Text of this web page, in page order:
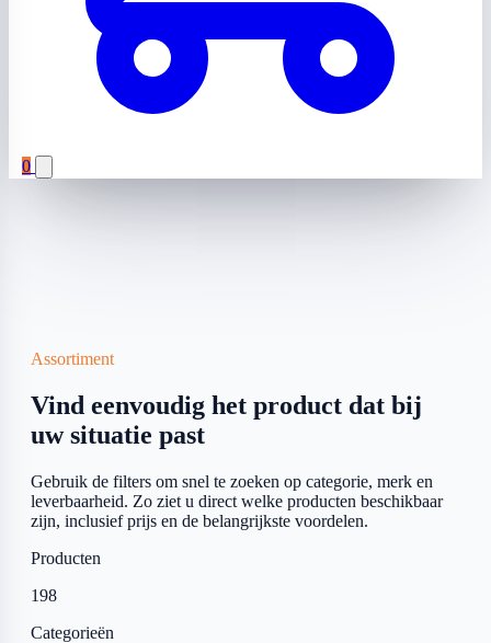
0
Assortiment
Vind eenvoudig het product dat bij
uw situatie past
Gebruik de filters om snel te zoeken op categorie, merk en
leverbaarheid. Zo ziet u direct welke producten beschikbaar
zijn, inclusief prijs en de belangrijkste voordelen.
Producten
198
Categorieën